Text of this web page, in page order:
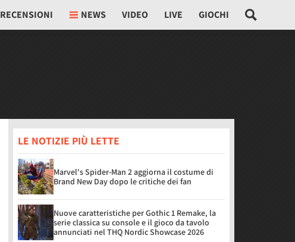
RECENSIONI NEWS VIDEO LIVE GIOCHI
LE NOTIZIE PIÙ LETTE
Marvel's Spider-Man 2 aggiorna il costume di
Brand New Day dopo le critiche dei fan
Nuove caratteristiche per Gothic 1 Remake, la
serie classica su console e il gioco da tavolo
annunciati nel THQ Nordic Showcase 2026